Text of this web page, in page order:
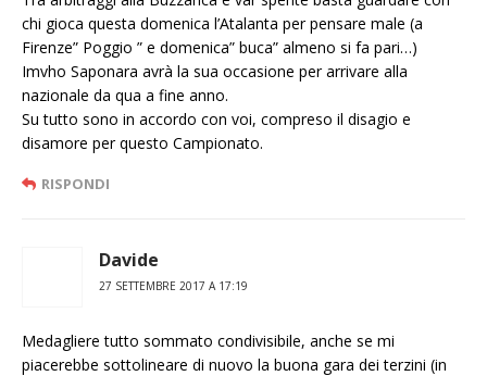
chi gioca questa domenica l’Atalanta per pensare male (a
Firenze” Poggio ” e domenica” buca” almeno si fa pari…)
Imvho Saponara avrà la sua occasione per arrivare alla
nazionale da qua a fine anno.
Su tutto sono in accordo con voi, compreso il disagio e
disamore per questo Campionato.
RISPONDI
Davide
27 SETTEMBRE 2017 A 17:19
Medagliere tutto sommato condivisibile, anche se mi
piacerebbe sottolineare di nuovo la buona gara dei terzini (in